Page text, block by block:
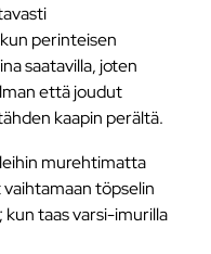
perinteisen
saatavilla, joten
että joudut
kaapin perältä.
murehtimatta
töpselin
kun taas varsi-imurilla